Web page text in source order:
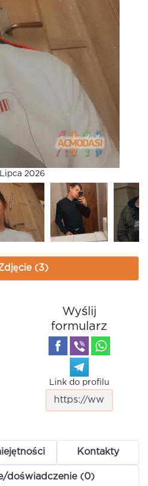
2026
(3)
Wyślij
formularz
Link do profilu
Kontakty
doświadczenie (0)